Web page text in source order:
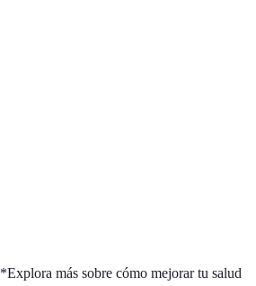
*Explora más sobre cómo mejorar tu salud